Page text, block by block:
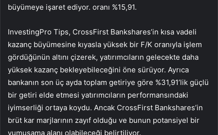
büyümeye işaret ediyor. oranı %15,91.
InvestingPro Tips, CrossFirst Bankshares’in kısa vadeli
kazanç büyümesine kıyasla yüksek bir F/K oranıyla işlem
gördüğünün altını çizerek, yatırımcıların gelecekte daha
yüksek kazanç bekleyebileceğini öne sürüyor. Ayrıca
bankanın son üç ayda toplam getiriye göre %31,91’lik güçlü
bir getiri elde etmesi yatırımcıların performansındaki
iyimserliği ortaya koydu. Ancak CrossFirst Bankshares’in
brüt kar marjlarının zayıf olduğu ve bunun potansiyel bir
yumuşama alanı olabileceği belirtiliyor.